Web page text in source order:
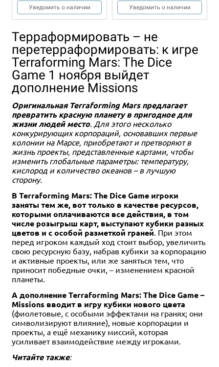
Уведомить о наличии Уведомить о наличии
2+ 20+ 14+ Eng
MTG. Aetherdrift: Bundle
7 990 ₽
Уведомить о наличии
Терраформировать – не
перетерраформировать: к игре
Terraforming Mars: The Dice
Game 1 ноября выйдет
дополнение Missions
Оригинальная Terraforming Mars предлагает
превратить красную планету в пригодное для
жизни людей место. Для этого несколько
конкурирующих корпораций, основавших первые
колонии на Марсе, приобретают и претворяют в
жизнь проекты, представленные картами, чтобы
изменить глобальные параметры: температуру,
кислород и количество океанов – в лучшую
сторону.
В Terraforming Mars: The Dice Game игроки
заняты тем же, вот только в качестве ресурсов,
которыми оплачиваются все действия, в том
числе розыгрыш карт, выступают кубики разных
цветов и с особой разметкой граней. При этом
перед игроком каждый ход стоит выбор, увеличить
свою ресурсную базу, набрав кубики за корпорацию
и активные проекты, или же заняться тем, что
приносит победные очки, – изменением красной
планеты.
А дополнение Terraforming Mars: The Dice Game –
Missions вводит в игру кубики нового цвета
(фиолетовые, с особыми эффектами на гранях; они
символизируют влияние), новые корпорации и
проекты, а ещё механику миссий, которая
усиливает взаимодействие между игроками.
Читайте также: